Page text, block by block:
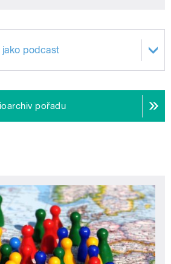
podcast
pořadu